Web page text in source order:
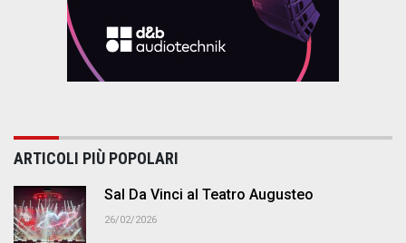
ARTICOLI PIÙ POPOLARI
Sal Da Vinci al Teatro Augusteo
26/02/2026